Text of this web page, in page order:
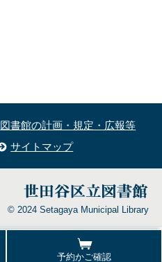
予約かご確認
図書館の計画・規定・広報等
サイトマップ
© 2024 Setagaya Municipal Library